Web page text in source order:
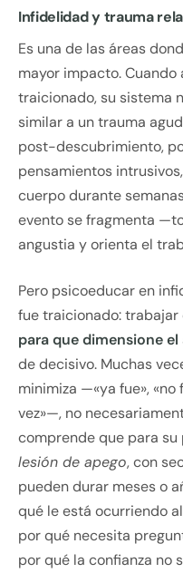
Infidelidad y trauma
Es una de las áreas
mayor impacto.
traicionado, su sistema
similar a un trauma
post-descubrimiento,
pensamientos
cuerpo durante
evento se fragmenta
angustia y orienta el
Pero psicoeducar en
fue traicionado: trabajar
para que dimensione
de decisivo. Muchas
minimiza —«ya fue», «no
vez»—, no
comprende que para
lesión de apego, con
pueden durar meses o
qué le está ocurriendo
por qué necesita
por qué la confianza no